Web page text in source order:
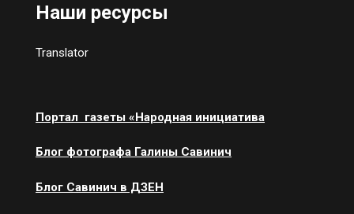
Наши ресурсы
Translator
Портал газеты «Народная инициатива
Блог фотографа Галины Савинич
Блог Савинич в ДЗЕН